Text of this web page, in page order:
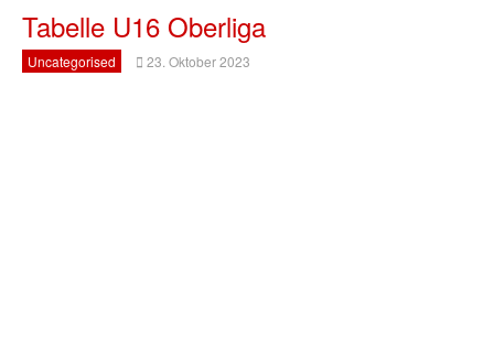
Tabelle U16 Oberliga
Uncategorised 23. Oktober 2023